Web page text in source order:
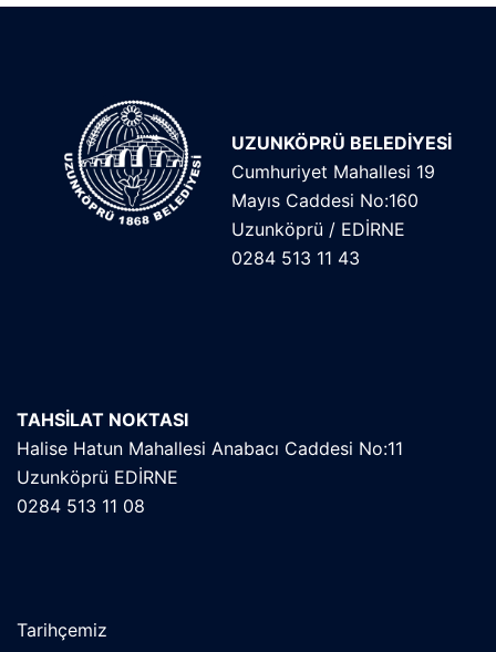
UZUNKÖPRÜ BELEDİYESİ
Cumhuriyet Mahallesi 19
Mayıs Caddesi No:160
Uzunköprü / EDİRNE
0284 513 11 43
TAHSİLAT NOKTASI
Halise Hatun Mahallesi Anabacı Caddesi No:11
Uzunköprü EDİRNE
0284 513 11 08
Tarihçemiz